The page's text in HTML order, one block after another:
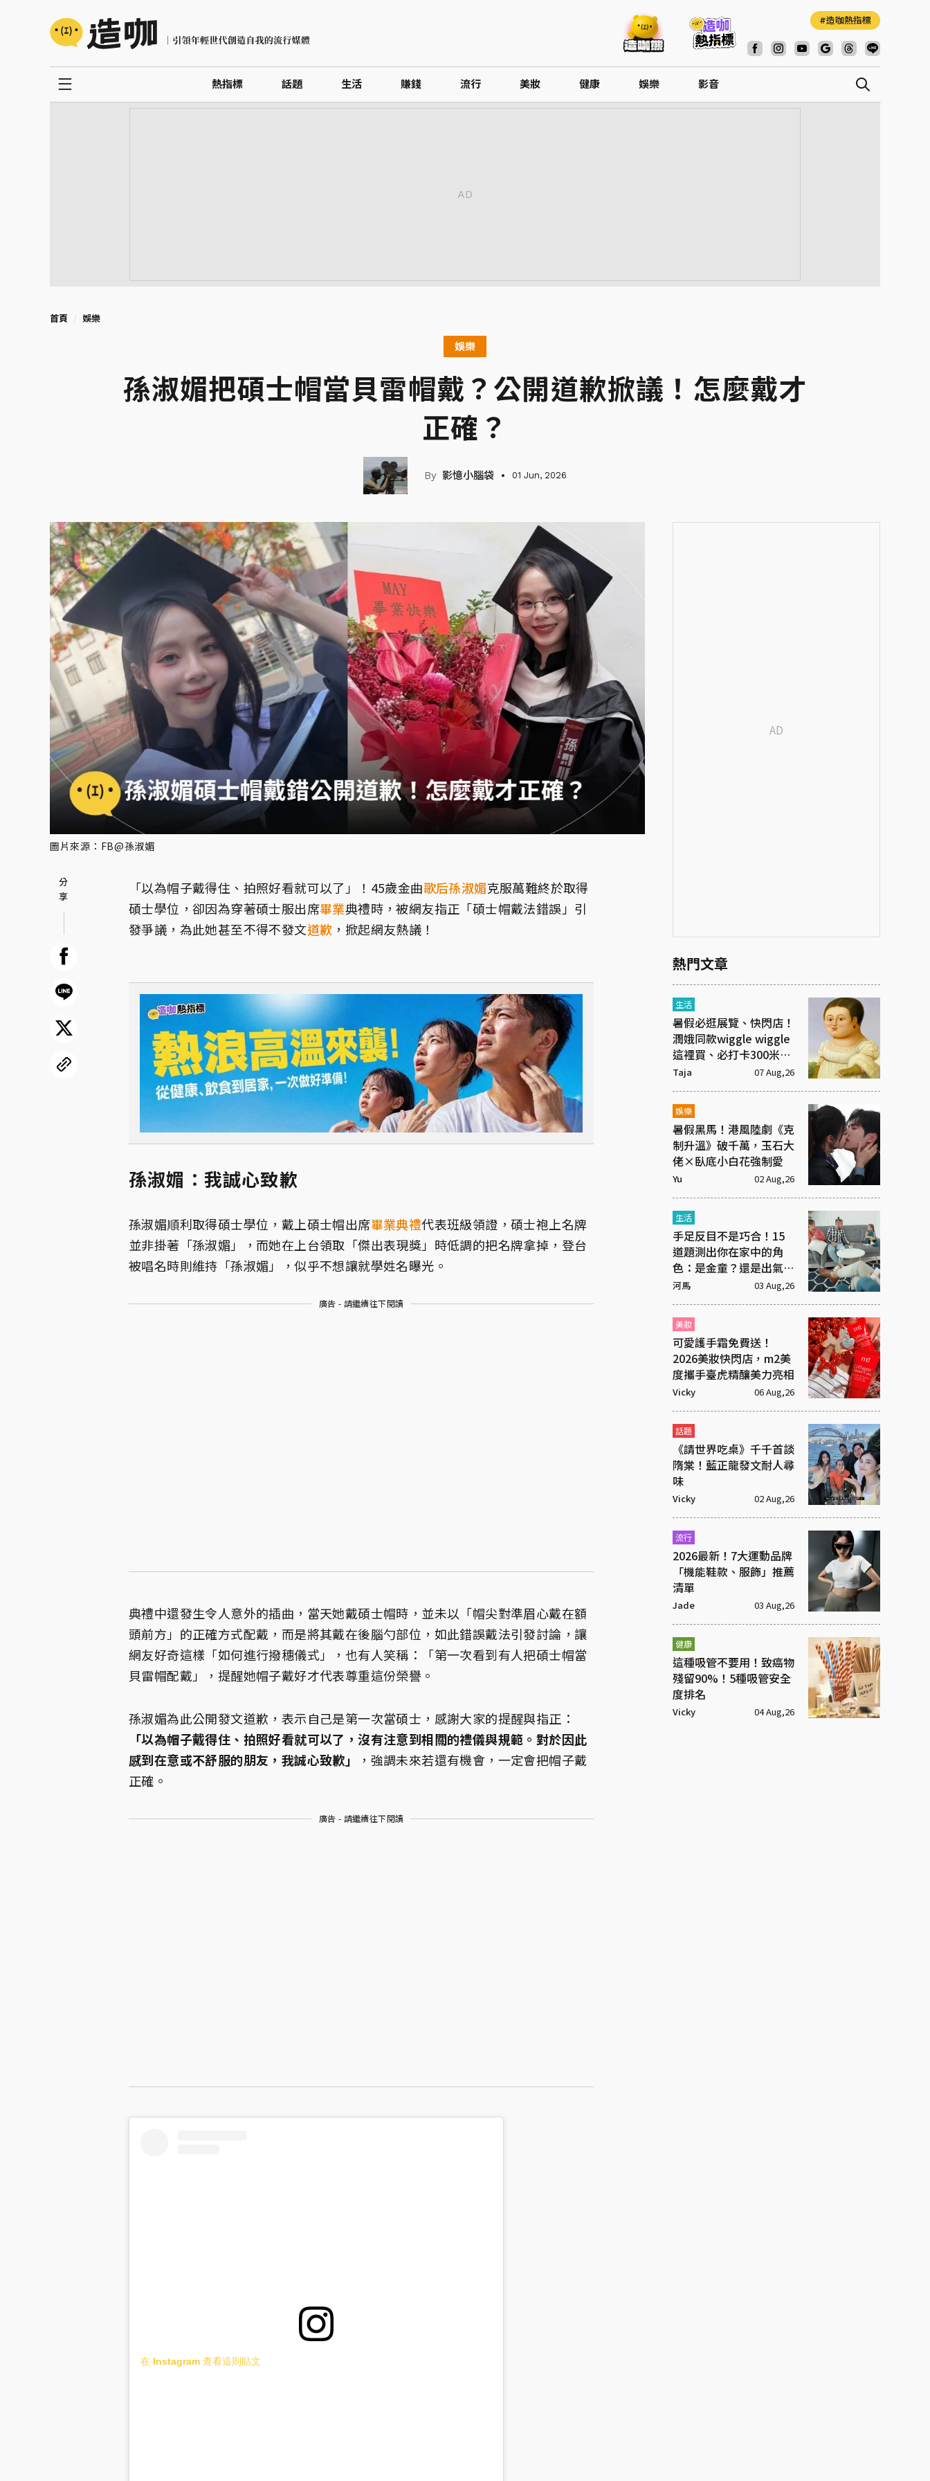
造咖熱指標
熱指標 話題 生活 賺錢 流行 美妝 健康 娛樂 影音
首頁 娛樂
娛樂
孫淑媚把碩士帽當貝雷帽戴？公開道歉掀議！怎麼戴才
正確？
影憶小腦袋 01 Jun, 2026
圖片來源：FB@孫淑媚
「以為帽子戴得住、拍照好看就可以了」！45歲金曲歌后孫淑媚克服萬難終於取得
碩士學位，卻因為穿著碩士服出席畢業典禮時，被網友指正「碩士帽戴法錯誤」引
發爭議，為此她甚至不得不發文道歉 ，掀起網友熱議！
孫淑媚：我誠心致歉
孫淑媚順利取得碩士學位，戴上碩士帽出席畢業典禮代表班級領證，碩士袍上名牌
並非掛著「孫淑媚」，而她在上台領取「傑出表現獎」時低調的把名牌拿掉，登台
被唱名時則維持「孫淑媚」，似乎不想讓就學姓名曝光。
廣告 - 請繼續往下閱讀
典禮中還發生令人意外的插曲，當天她戴碩士帽時，並未以「帽尖對準眉心戴在額
頭前方」的正確方式配戴，而是將其戴在後腦勺部位，如此錯誤戴法引發討論，讓
網友好奇這樣「如何進行撥穗儀式」，也有人笑稱：「第一次看到有人把碩士帽當
貝雷帽配戴」，提醒她帽子戴好才代表尊重這份榮譽。
孫淑媚為此公開發文道歉，表示自己是第一次當碩士，感謝大家的提醒與指正：
「以為帽子戴得住、拍照好看就可以了，沒有注意到相關的禮儀與規範。對於因此
感到在意或不舒服的朋友，我誠心致歉」
，強調未來若還有機會，一定會把帽子戴
正確。
廣告 - 請繼續往下閱讀
在 Instagram 查看這則貼文
熱門文章
生活
暑假必逛展覽、快閃店！
潤娥同款wiggle wiggle
這裡買、必打卡300米漫
畫「名場景之路」
Taja 07 Aug,26
娛樂
暑假黑馬！港風陸劇《克
制升溫》破千萬，玉石大
佬×臥底小白花強制愛
Yu 02 Aug,26
生活
手足反目不是巧合！15
道題測出你在家中的角
色：是金童？還是出氣
筒？
河馬 03 Aug,26
美妝
可愛護手霜免費送！
2026美妝快閃店，m2美
度攜手臺虎精釀美力亮相
Vicky 06 Aug,26
話題
《請世界吃桌》千千首談
隋棠！藍正龍發文耐人尋
味
Vicky 02 Aug,26
流行
2026最新！7大運動品牌
「機能鞋款、服飾」推薦
清單
Jade 03 Aug,26
健康
這種吸管不要用！致癌物
殘留90%！5種吸管安全
度排名
Vicky 04 Aug,26